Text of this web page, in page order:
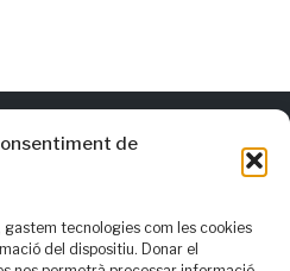
de
tecnologies com les cookies
del dispositiu. Donar el
per al valencià les normatives
alternatives que consideren que